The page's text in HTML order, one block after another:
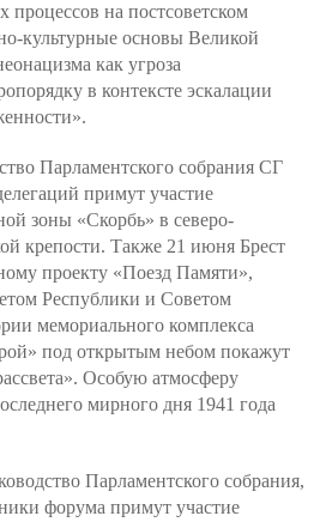
процессов на постсоветском
культурные основы Великой
как угроза
в контексте эскалации
Парламентского собрания СГ
примут участие
зоны «Скорбь» в северо-
крепости. Также 21 июня Брест
проекту «Поезд Памяти»,
Республики и Советом
мемориального комплекса
под открытым небом покажут
Особую атмосферу
мирного дня 1941 года
Парламентского собрания,
форума примут участие